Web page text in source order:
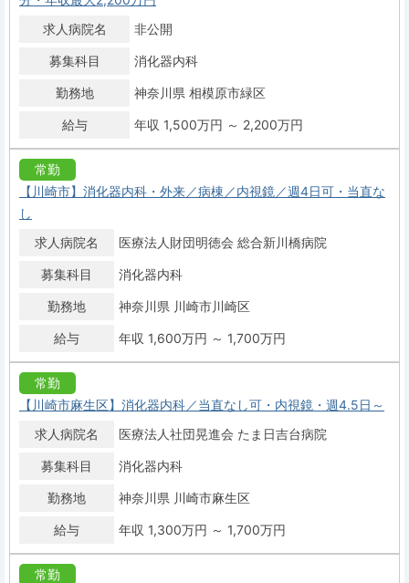
求人病院名
非公開
募集科目 消化器内科
勤務地 神奈川県 相模原市緑区
給与 年収 1,500万円 ～ 2,200万円
常勤
【川崎市】消化器内科・外来／病棟／内視鏡／週4日可・当直な
し
求人病院名
医療法人財団明徳会 総合新川橋病院
募集科目 消化器内科
勤務地 神奈川県 川崎市川崎区
給与 年収 1,600万円 ～ 1,700万円
常勤
【川崎市麻生区】消化器内科／当直なし可・内視鏡・週4.5日～
求人病院名
医療法人社団晃進会 たま日吉台病院
募集科目 消化器内科
勤務地 神奈川県 川崎市麻生区
給与 年収 1,300万円 ～ 1,700万円
常勤